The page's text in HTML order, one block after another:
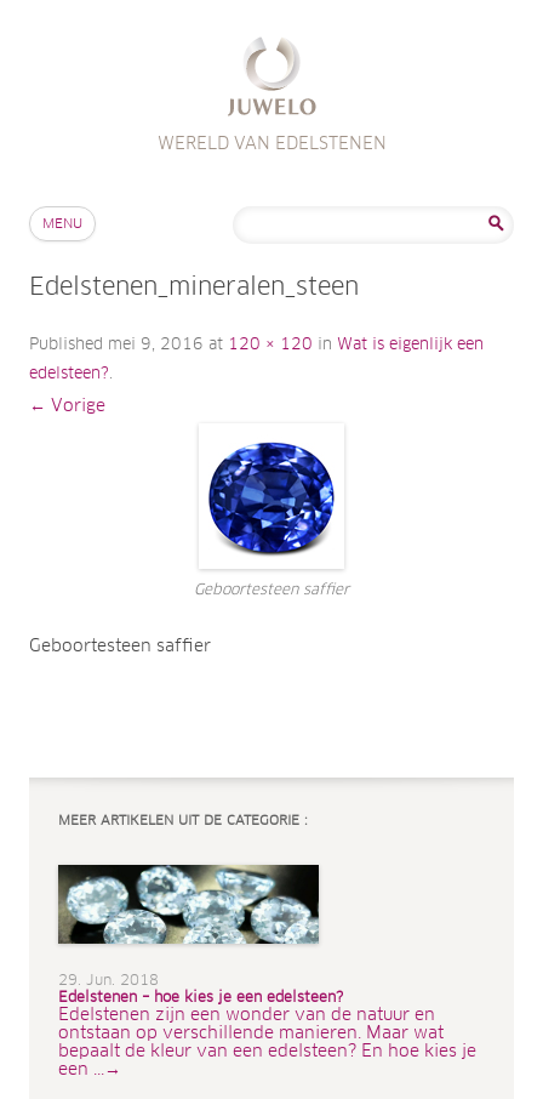
WERELD VAN EDELSTENEN
MENU
Edelstenen_mineralen_steen
Published mei 9, 2016 at 120 × 120 in Wat is eigenlijk een
edelsteen?.
← Vorige
Geboortesteen saffier
Geboortesteen saffier
MEER ARTIKELEN UIT DE CATEGORIE :
29. Jun. 2018
Edelstenen – hoe kies je een edelsteen?
Edelstenen zijn een wonder van de natuur en
ontstaan op verschillende manieren. Maar wat
bepaalt de kleur van een edelsteen? En hoe kies je
een ...→